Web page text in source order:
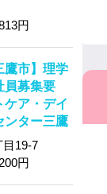
円
鷹市】理学
員募集要
ケア・デイ
ンター三鷹
19-7
円